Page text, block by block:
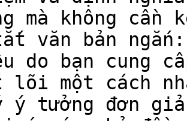
mà không
văn bản
bạn cung
một cách
ý tưởng đơn